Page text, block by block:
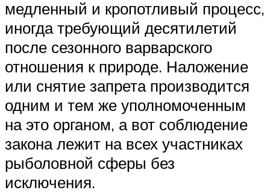
медленный и кропотливый процесс,
иногда требующий десятилетий
после сезонного варварского
отношения к природе. Наложение
или снятие запрета производится
одним и тем же уполномоченным
на это органом, а вот соблюдение
закона лежит на всех участниках
рыболовной сферы без
исключения.